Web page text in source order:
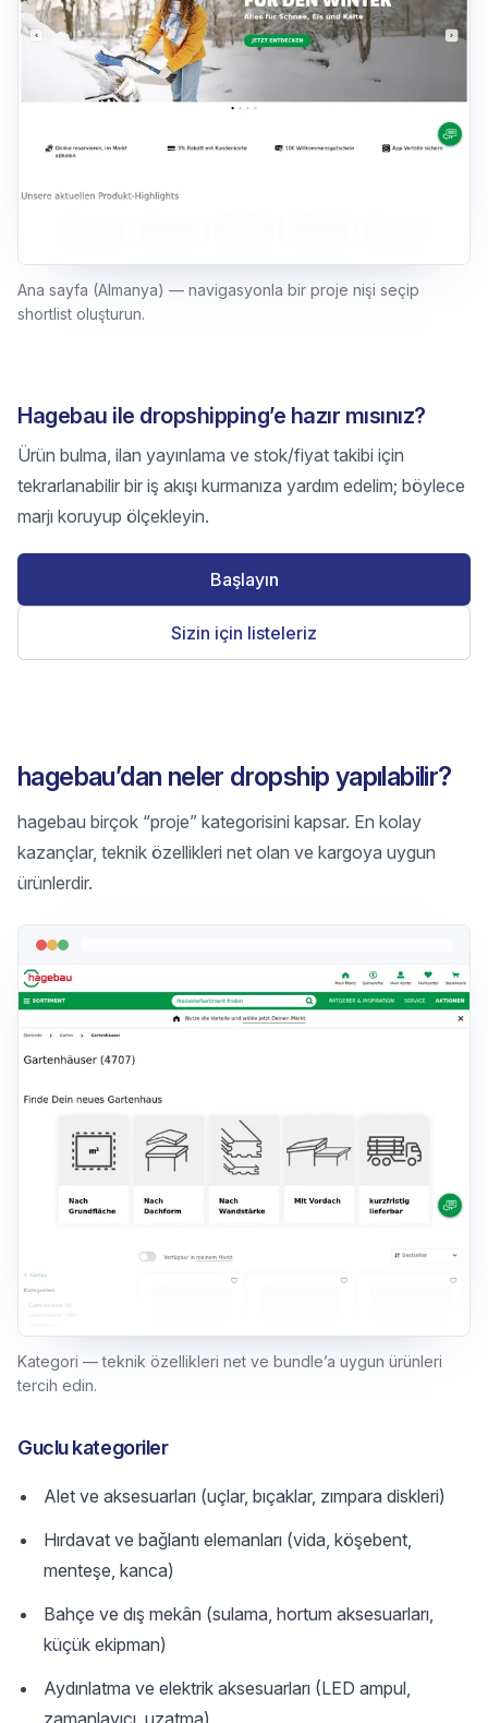
Ana sayfa (Almanya) — navigasyonla bir proje nişi seçip
shortlist oluşturun.
Hagebau ile dropshipping’e hazır mısınız?
Ürün bulma, ilan yayınlama ve stok/fiyat takibi için
tekrarlanabilir bir iş akışı kurmanıza yardım edelim; böylece
marjı koruyup ölçekleyin.
Başlayın
Sizin için listeleriz
hagebau’dan neler dropship yapılabilir?
hagebau birçok “proje” kategorisini kapsar. En kolay
kazançlar, teknik özellikleri net olan ve kargoya uygun
ürünlerdir.
Kategori — teknik özellikleri net ve bundle’a uygun ürünleri
tercih edin.
Guclu kategoriler
Alet ve aksesuarları (uçlar, bıçaklar, zımpara diskleri)
Hırdavat ve bağlantı elemanları (vida, köşebent,
menteşe, kanca)
Bahçe ve dış mekân (sulama, hortum aksesuarları,
küçük ekipman)
Aydınlatma ve elektrik aksesuarları (LED ampul,
zamanlayıcı, uzatma)